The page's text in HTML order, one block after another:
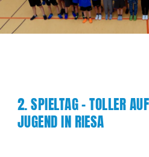
2. SPIELTAG - TOLLER
JUGEND IN RIESA